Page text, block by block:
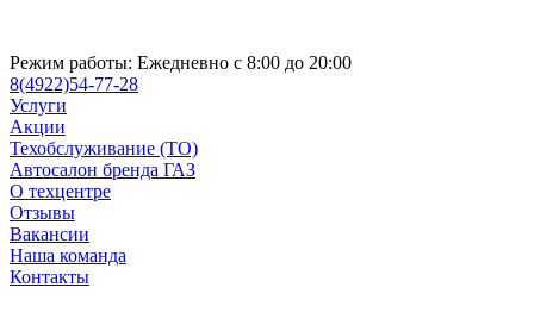
Режим работы: Ежедневно с 8:00 до 20:00
8(4922)54-77-28
Услуги
Акции
Техобслуживание (ТО)
Автосалон бренда ГАЗ
О техцентре
Отзывы
Вакансии
Наша команда
Контакты